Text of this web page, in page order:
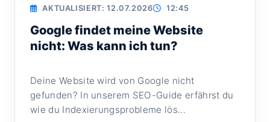
AKTUALISIERT: 12.07.2026 12:45
Google findet meine Website
nicht: Was kann ich tun?
Deine Website wird von Google nicht
gefunden? In unserem SEO-Guide erfährst du
wie du Indexierungsprobleme lös...